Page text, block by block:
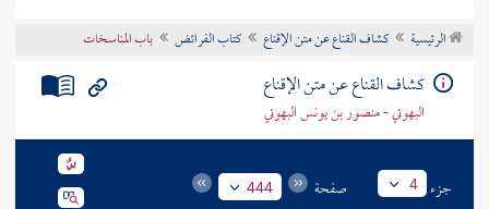
تراجم الأعلام
الرئيسية كشاف القناع عن متن الإقناع كتاب الفرائض باب المناسخات
كشاف القناع عن متن الإقناع
البهوتي - منصور بن يونس البهوتي
جزء 4 صفحة 444